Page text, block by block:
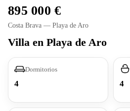
895 000
Costa Brava — Playa de Aro
Villa en Playa de Aro
Dormitorios
4 4